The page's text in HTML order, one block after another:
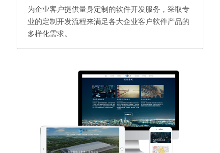
为企业客户提供量身定制的软件开发服务，采取专
业的定制开发流程来满足各大企业客户软件产品的
多样化需求。